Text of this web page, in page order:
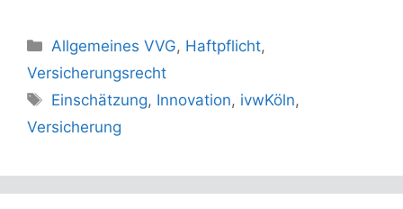
Kategorien
Allgemeines VVG, Haftpflicht,
Versicherungsrecht
Schlagwörter
Einschätzung, Innovation, ivwKöln,
Versicherung